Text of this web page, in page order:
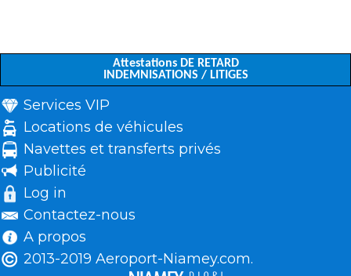
Attestations DE RETARD
INDEMNISATIONS / LITIGES
Services VIP
Locations de véhicules
Navettes et transferts privés
Publicité
Log in
Contactez-nous
A propos
2013-2019 Aeroport-Niamey.com.